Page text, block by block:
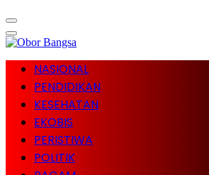
NASIONAL
PENDIDIKAN
KESEHATAN
EKOBIS
PERISTIWA
POLITIK